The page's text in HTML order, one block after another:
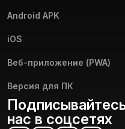
Android APK
iOS
Веб-приложение (PWA)
Версия для ПК
нас в соцсетях